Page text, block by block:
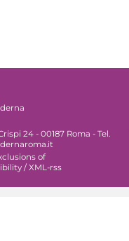
24 - 00187 Roma - Tel.
of
/XML-rss